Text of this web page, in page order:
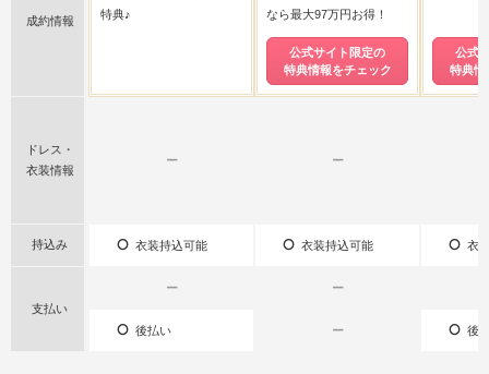
成約情報
特典♪
なら最大97万円お得！
公式サイト限定の
特典情報をチェック
公式
特典情
ドレス・
衣装情報
ー ー
持込み 衣装持込可能 衣装持込可能 衣
支払い
ー ー
後払い ー 後